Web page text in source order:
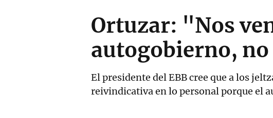
Ortuzar: "Nos
autogobierno,
El presidente del EBB cree que a los
reivindicativa en lo personal porque el